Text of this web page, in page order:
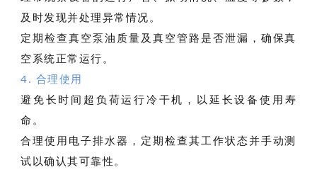
及时发现并处理异常情况。
定期检查真空泵油质量及真空管路是否泄漏，确保真
空系统正常运行。
4. 合理使用
避免长时间超负荷运行冷干机，以延长设备使用寿
命。
合理使用电子排水器，定期检查其工作状态并手动测
试以确认其可靠性。